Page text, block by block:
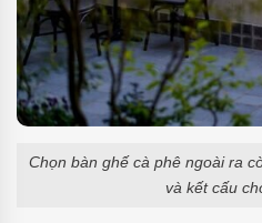
Chọn bàn ghế cà phê ngoài ra
và kết cấu